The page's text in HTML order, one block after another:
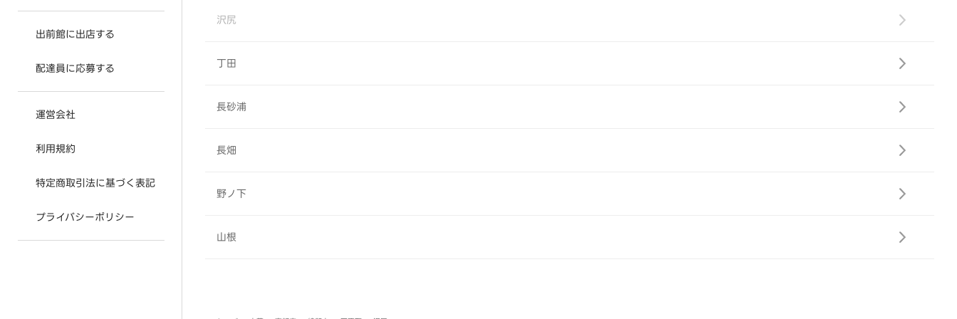
出前館に出店する
配達員に応募する
運営会社
利用規約
特定商取引法に基づく表記
プライバシーポリシー
沢尻
丁田
長砂浦
長畑
野ノ下
山根